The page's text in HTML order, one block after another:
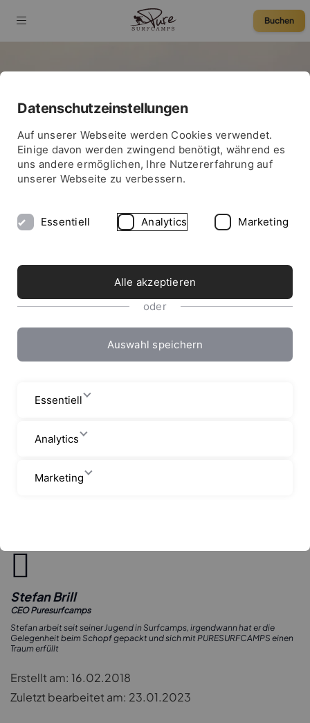
Buchen
The Next Adventure
for The Pure Team
Stefan Brill
CEO Puresurfcamps
Stefan arbeit seit seiner Jugend in Surfcamps, irgendwann hat er die
Gelegenheit beim Schopf gepackt und sich mit PURESURFCAMPS einen
Traum erfüllt
Erstellt am: 16.02.2018
Zuletzt bearbeitet am: 23.01.2023
Datenschutzeinstellungen
Auf unserer Webseite werden Cookies verwendet.
Einige davon werden zwingend benötigt, während es
uns andere ermöglichen, Ihre Nutzererfahrung auf
unserer Webseite zu verbessern.
Essentiell Analytics Marketing
Alle akzeptieren
oder
Auswahl speichern
Essentiell
Analytics
Marketing